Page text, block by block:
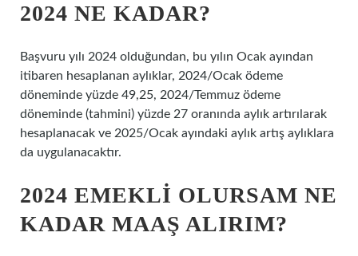
2024 NE KADAR?
Başvuru yılı 2024 olduğundan, bu yılın Ocak ayından
itibaren hesaplanan aylıklar, 2024/Ocak ödeme
döneminde yüzde 49,25, 2024/Temmuz ödeme
döneminde (tahmini) yüzde 27 oranında aylık artırılarak
hesaplanacak ve 2025/Ocak ayındaki aylık artış aylıklara
da uygulanacaktır.
2024 EMEKLI OLURSAM NE
KADAR MAAŞ ALIRIM?